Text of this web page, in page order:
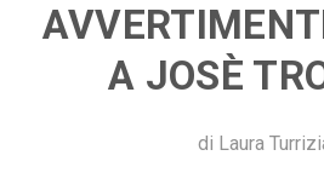
A JOSÈ
di Laura